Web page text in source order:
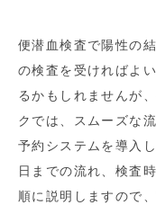
便潜血検査で陽性の
の検査を受ければよ
るかもしれませんが
クでは、スムーズな
予約システムを導入
日までの流れ、検査
順に説明しますので